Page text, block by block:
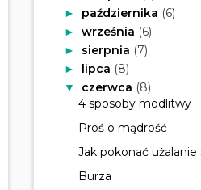
► października (6)
► września (6)
► sierpnia (7)
► lipca (8)
▼ czerwca (8)
4 sposoby modlitwy
Proś o mądrość
Jak pokonać użalanie
Burza